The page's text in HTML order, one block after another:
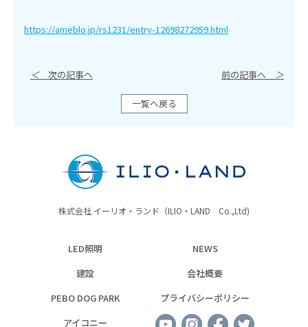
https://ameblo.jp/rs1231/entry-12698272959.html
＜次の記事へ 前の記事へ ＞
一覧へ戻る
株式会社 イーリオ・ランド（ILIO・LAND Co.,Ltd)
LED照明
建設
PEBO DOG PARK
アイコニー
NEWS
会社概要
プライバシーポリシー